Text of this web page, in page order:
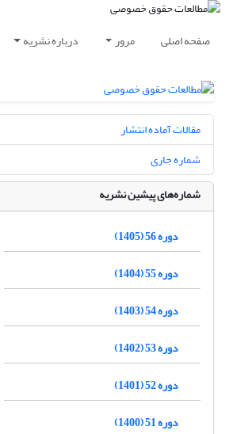
صفحه اصلی مرور درباره نشریه
مقالات آماده انتشار
شماره جاری
شماره‌های پیشین نشریه
دوره 56 (1405)
دوره 55 (1404)
دوره 54 (1403)
دوره 53 (1402)
دوره 52 (1401)
دوره 51 (1400)